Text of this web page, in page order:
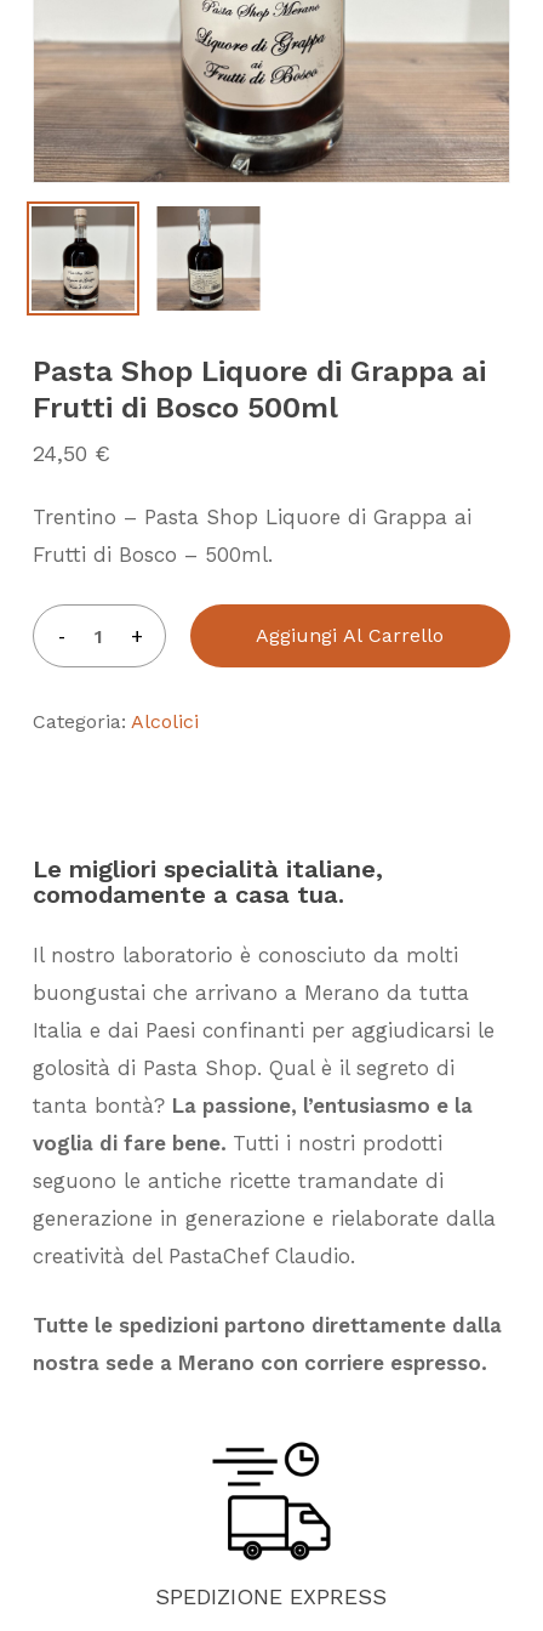
Pasta Shop Liquore di Grappa ai
Frutti di Bosco 500ml
24,50 €
Trentino – Pasta Shop Liquore di Grappa ai
Frutti di Bosco – 500ml.
Aggiungi Al Carrello
Categoria: Alcolici
Le migliori specialità italiane,
comodamente a casa tua.
Il nostro laboratorio è conosciuto da molti
buongustai che arrivano a Merano da tutta
Italia e dai Paesi confinanti per aggiudicarsi le
golosità di Pasta Shop. Qual è il segreto di
tanta bontà? La passione, l’entusiasmo e la
voglia di fare bene. Tutti i nostri prodotti
seguono le antiche ricette tramandate di
generazione in generazione e rielaborate dalla
creatività del PastaChef Claudio.
Tutte le spedizioni partono direttamente dalla
nostra sede a Merano con corriere espresso.
SPEDIZIONE EXPRESS